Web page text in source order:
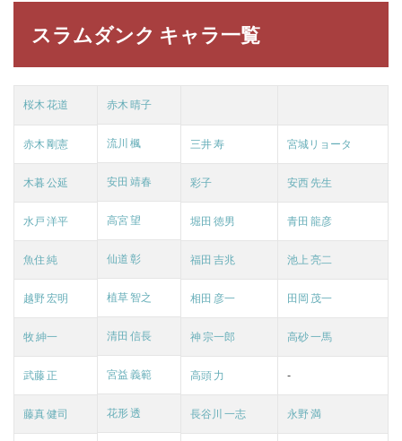
スラムダンク キャラ一覧
桜木 花道 赤木 晴子
赤木 剛憲 流川 楓 三井 寿 宮城リョータ
木暮 公延 安田 靖春 彩子 安西 先生
水戸 洋平 高宮 望 堀田 徳男 青田 龍彦
魚住 純 仙道 彰 福田 吉兆 池上 亮二
越野 宏明 植草 智之 相田 彦一 田岡 茂一
牧 紳一 清田 信長 神 宗一郎 高砂 一馬
武藤 正 宮益 義範 高頭 力 -
藤真 健司 花形 透 長谷川 一志 永野 満